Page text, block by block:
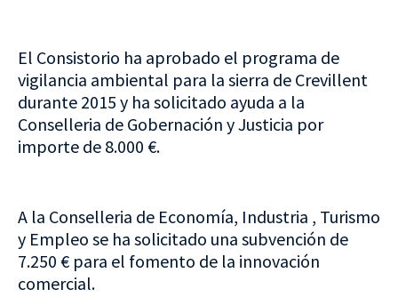
El Consistorio ha aprobado el programa de
vigilancia ambiental para la sierra de Crevillent
durante 2015 y ha solicitado ayuda a la
Conselleria de Gobernación y Justicia por
importe de 8.000 €.
A la Conselleria de Economía, Industria , Turismo
y Empleo se ha solicitado una subvención de
7.250 € para el fomento de la innovación
comercial.